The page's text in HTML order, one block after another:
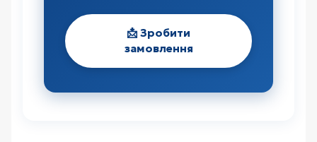
📩 Зробити
замовлення